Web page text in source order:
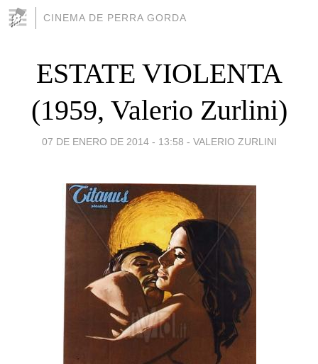
CINEMA DE PERRA GORDA
ESTATE VIOLENTA
(1959, Valerio Zurlini)
07 DE ENERO DE 2014 - 13:58 - VALERIO ZURLINI